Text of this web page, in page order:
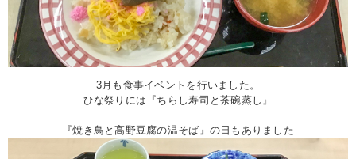
3月も食事イベントを行いました。
ひな祭りには『ちらし寿司と茶碗蒸し』
『焼き鳥と高野豆腐の温そば』の日もありました